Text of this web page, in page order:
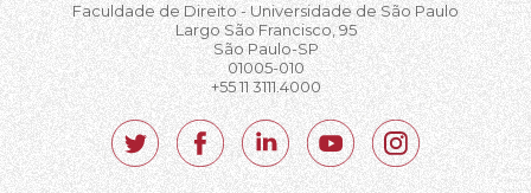
Faculdade de Direito - Universidade de São Paulo
Largo São Francisco, 95
São Paulo-SP
01005-010
+55 11 3111.4000